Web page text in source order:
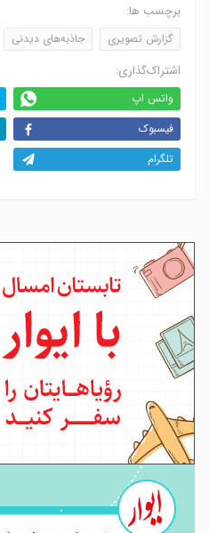
برچسب ها:
گزارش تصویری جاذبه‌های دیدنی
اشتراک‌گذاری:
واتس اپ
فیسبوک
تلگرام